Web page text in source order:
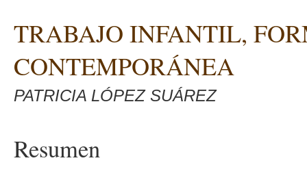
TRABAJO INFANTIL,
CONTEMPORÁNEA
PATRICIA LÓPEZ SUÁREZ
Resumen